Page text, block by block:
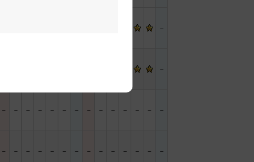
－
－
－ － － － － － － － － － － － － －
－ － － － － － － － － － － － － －